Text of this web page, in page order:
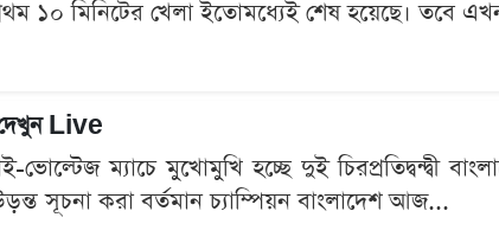
১০ মিনিটের খেলা ইতোমধ্যেই শেষ হয়েছে। তবে
দেখুন Live
ম্যাচে মুখোমুখি হচ্ছে দুই চিরপ্রতিদ্বন্দ্বী
সূচনা করা বর্তমান চ্যাম্পিয়ন বাংলাদেশ আজ...